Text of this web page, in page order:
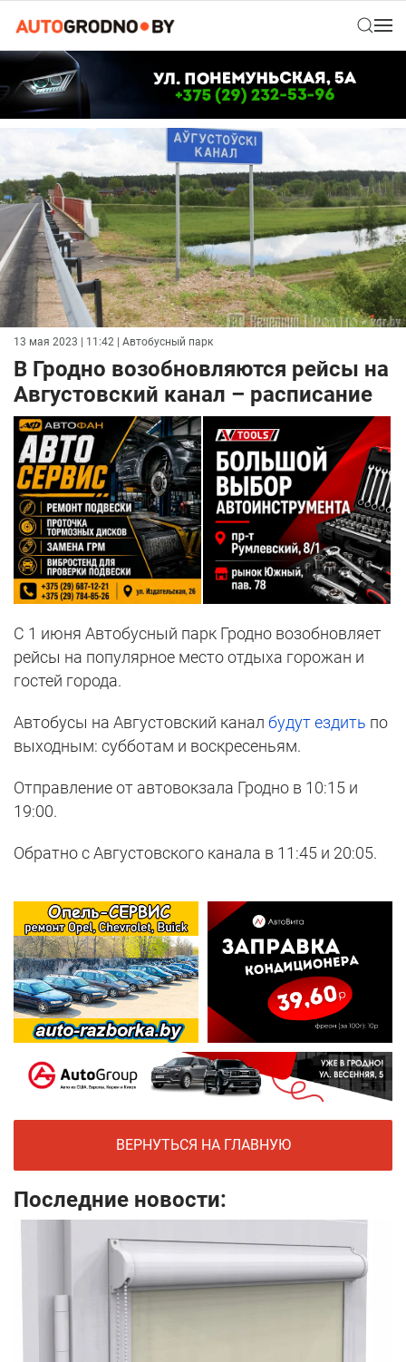
13 мая 2023 | 11:42 | Автобусный парк
В Гродно возобновляются рейсы на
Августовский канал – расписание
С 1 июня Автобусный парк Гродно возобновляет
рейсы на популярное место отдыха горожан и
гостей города.
Автобусы на Августовский канал будут ездить по
выходным: субботам и воскресеньям.
Отправление от автовокзала Гродно в 10:15 и
19:00.
Обратно с Августовского канала в 11:45 и 20:05.
ВЕРНУТЬСЯ НА ГЛАВНУЮ
Последние новости: